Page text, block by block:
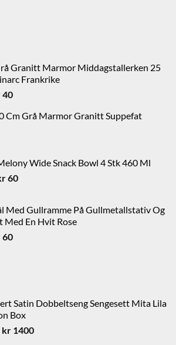
Granitt Marmor Middagstallerken 25
Frankrike
40Nåværende
er:
Cm Grå Marmor Granitt Suppefat
Wide Snack Bowl 4 Stk 460 Ml
125.
60Nåværende
kr 60.
Med Gullramme På Gullmetallstativ Og
Med En Hvit Rose
60Nåværende
Satin Dobbeltseng Sengesett Mita Lila
Box
Opprinnelig
kr1400Nåværende